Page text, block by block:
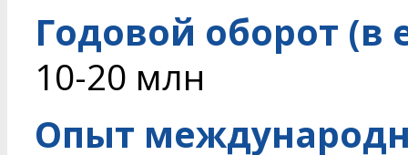
Годовой оборот (в
10-20 млн
Опыт